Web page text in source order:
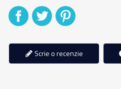
DistribuitiTweet
Scrie o recenzie